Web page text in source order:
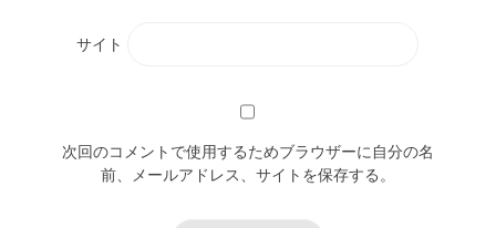
サイト
次回のコメントで使用するためブラウザーに自分の名
前、メールアドレス、サイトを保存する。